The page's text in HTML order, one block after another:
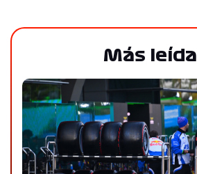
Más